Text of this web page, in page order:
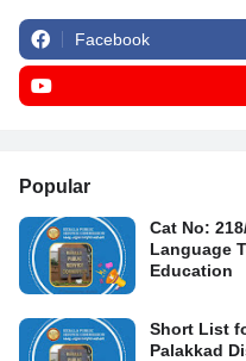
Facebook
Popular
Cat No:
Language
Education
Short List
Palakkad